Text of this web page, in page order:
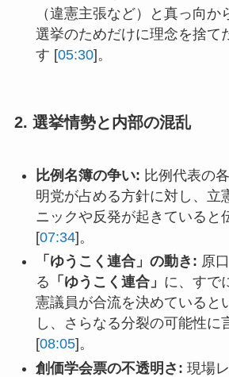
（違憲主張など）と真っ向か
選挙のためだけに理念を捨て
す [05:30]。
2. 選挙情勢と内部の混乱
比例名簿の争い: 比例代表の
明党が占める方針に対し、立
ニックや反発が起きていると
[07:34]。
「ゆうこく連合」の動き: 原
る 「ゆうこく連合」 に、すで
憲議員が合流を決めていると
し、さらなる分裂の可能性に
[08:05]。
創価学会票の不透明さ: 現場